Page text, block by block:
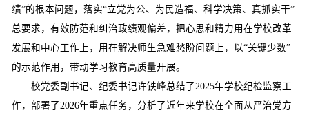
绩”的根本问题，落实“立党为公、为民造福、科学决策、真抓实干”
总要求，有效防范和纠治政绩观偏差，把心思和精力用在学校改革
发展和中心工作上，用在解决师生急难愁盼问题上，以“关键少数”
的示范作用，带动学习教育高质量开展。
校党委副书记、纪委书记许铁峰总结了2025年学校纪检监察工
作，部署了2026年重点任务，分析了近年来学校在全面从严治党方